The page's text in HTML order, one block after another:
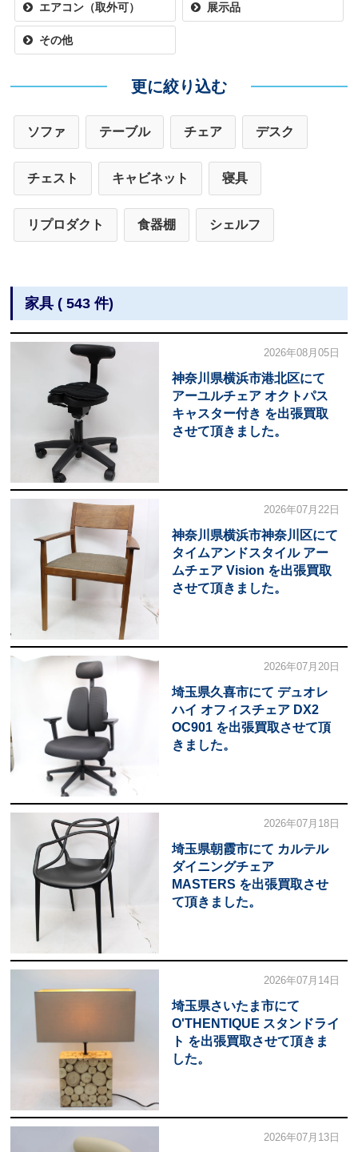
エアコン（取外可） 展示品
その他
更に絞り込む
ソファ テーブル チェア デスク
チェスト キャビネット 寝具
リプロダクト 食器棚 シェルフ
家具 ( 543 件)
2026年08月05日
神奈川県横浜市港北区にて
アーユルチェア オクトパス
キャスター付き を出張買取
させて頂きました。
2026年07月22日
神奈川県横浜市神奈川区にて
タイムアンドスタイル アー
ムチェア Vision を出張買取
させて頂きました。
2026年07月20日
埼玉県久喜市にて デュオレ
ハイ オフィスチェア DX2
OC901 を出張買取させて頂
きました。
2026年07月18日
埼玉県朝霞市にて カルテル
ダイニングチェア
MASTERS を出張買取させ
て頂きました。
2026年07月14日
埼玉県さいたま市にて
O'THENTIQUE スタンドライ
ト を出張買取させて頂きま
した。
2026年07月13日